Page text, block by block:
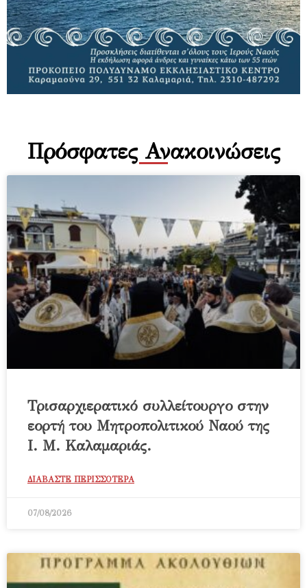
Πρόσφατες Ανακοινώσεις
Τρισαρχιερατικό συλλείτουργο στην
εορτή του Μητροπολιτικού Ναού της
Ι. Μ. Καλαμαριάς.
ΔΙΑΒΑΣΤΕ ΠΕΡΙΣΣΟΤΕΡΑ
07/08/2026